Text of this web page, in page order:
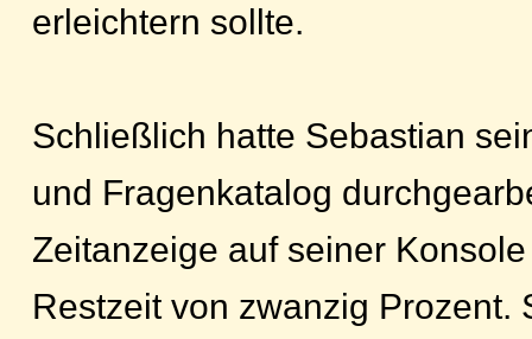
erleichtern sollte.
Schließlich hatte Sebastian
und Fragenkatalog
Zeitanzeige auf seiner
Restzeit von zwanzig Prozent.